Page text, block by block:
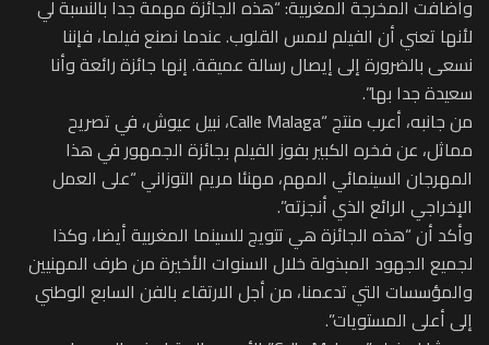
وأضافت المخرجة المغربية: “هذه الجائزة مهمة جدا بالنسبة لي
لأنها تعني أن الفيلم لامس القلوب. عندما نصنع فيلما، فإننا
نسعى بالضرورة إلى إيصال رسالة عميقة. إنها جائزة رائعة وأنا
سعيدة جدا بها”.
من جانبه، أعرب منتج “Calle Malaga، نبيل عيوش، في تصريح
مماثل، عن فخره الكبير بفوز الفيلم بجائزة الجمهور في هذا
المهرجان السينمائي المهم، مهنئا مريم التوزاني “على العمل
الإخراجي الرائع الذي أنجزته”.
وأكد أن “هذه الجائزة هي تتويج للسينما المغربية أيضا، وكذا
لجميع الجهود المبذولة خلال السنوات الأخيرة من طرف المهنيين
والمؤسسات التي تدعمنا، من أجل الارتقاء بالفن السابع الوطني
إلى أعلى المستويات”.